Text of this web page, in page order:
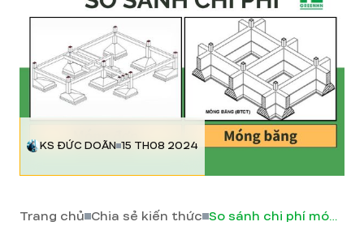
KS ĐỨC DOÃN 15 TH08 2024
Trang chủ Chia sẻ kiến thức So sánh chi phí móng đơn và móng băng chi tiết nhất